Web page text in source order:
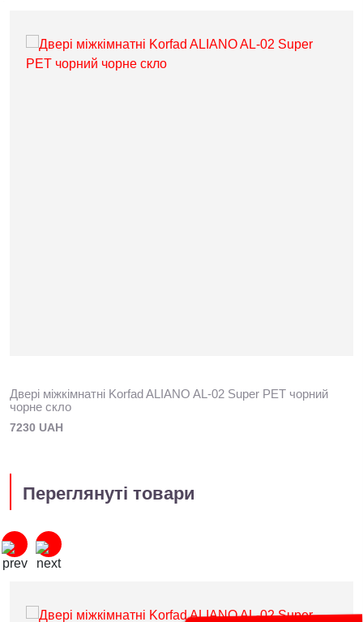
Двері міжкімнатні Korfad ALIANO AL-02 Super PET чорний
чорне скло
7230 UAH
Переглянуті товари